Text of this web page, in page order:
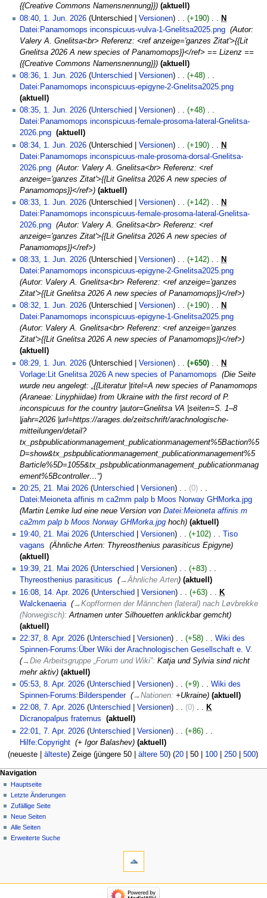
{{Creative Commons Namensnennung}}
aktuell
08:40, 1. Jun. 2026
Unterschied Versionen +190
N
Datei:Panamomops inconspicuus-vulva-1-Gnelitsa2025.png
Autor:
Valery A. Gnelitsa<br> Referenz: <ref anzeige='ganzes Zitat'>{{Lit
Gnelitsa 2026 A new species of Panamomops}}</ref> == Lizenz ==
{{Creative Commons Namensnennung}}
aktuell
08:36, 1. Jun. 2026
Unterschied Versionen +48
Datei:Panamomops inconspicuus-epigyne-2-Gnelitsa2025.png
K
e
i
n
e
B
e
a
r
b
e
i
t
u
n
g
s
z
u
s
a
m
m
e
n
a
s
s
u
g
aktuell
08:35, 1. Jun. 2026
Unterschied Versionen +48
Datei:Panamomops inconspicuus-female-prosoma-lateral-Gnelitsa-
2026.png
K
e
i
n
e
B
e
a
r
b
e
i
t
u
n
g
s
z
u
s
a
m
e
n
f
a
s
s
n
g
aktuell
08:34, 1. Jun. 2026
Unterschied Versionen +190
N
Datei:Panamomops inconspicuus-male-prosoma-dorsal-Gnelitsa-
2026.png
Autor: Valery A. Gnelitsa<br> Referenz: <ref
anzeige='ganzes Zitat'>{{Lit Gnelitsa 2026 A new species of
Panamomops}}</ref>
aktuell
08:33, 1. Jun. 2026
Unterschied Versionen +142
N
Datei:Panamomops inconspicuus-female-prosoma-lateral-Gnelitsa-
2026.png
Autor: Valery A. Gnelitsa<br> Referenz: <ref
anzeige='ganzes Zitat'>{{Lit Gnelitsa 2026 A new species of
Panamomops}}</ref>
08:33, 1. Jun. 2026
Unterschied Versionen +142
N
Datei:Panamomops inconspicuus-epigyne-2-Gnelitsa2025.png
Autor: Valery A. Gnelitsa<br> Referenz: <ref anzeige='ganzes
Zitat'>{{Lit Gnelitsa 2026 A new species of Panamomops}}</ref>
08:32, 1. Jun. 2026
Unterschied Versionen +190
N
Datei:Panamomops inconspicuus-epigyne-1-Gnelitsa2025.png
Autor: Valery A. Gnelitsa<br> Referenz: <ref anzeige='ganzes
Zitat'>{{Lit Gnelitsa 2026 A new species of Panamomops}}</ref>
aktuell
08:29, 1. Jun. 2026
Unterschied Versionen +650
N
Vorlage:Lit Gnelitsa 2026 A new species of Panamomops
Die Seite
wurde neu angelegt: „{{Literatur |titel=A new species of Panamomops
(Araneae: Linyphiidae) from Ukraine with the first record of P.
inconspicuus for the country |autor=Gnelitsa VA |seiten=S. 1–8
|jahr=2026 |url=https://arages.de/zeitschrift/arachnologische-
mitteilungen/detail?
tx_psbpublicationmanagement_publicationmanagement%5Baction%5
D=show&tx_psbpublicationmanagement_publicationmanagement%5
Barticle%5D=1055&tx_psbpublicationmanagement_publicationmanag
ement%5Bcontroller…“
21.
Mai
2026
20:25, 21. Mai 2026 Unterschied Versionen 0
Datei:Meioneta affinis m ca2mm palp b Moos Norway GHMorka.jpg
Martin Lemke lud eine neue Version von Datei:Meioneta affinis m
ca2mm palp b Moos Norway GHMorka.jpg hoch
aktuell
19:40, 21. Mai 2026
Unterschied Versionen +102
Tiso
vagans
Ähnliche Arten: Thyreosthenius parasiticus Epigyne
aktuell
19:39, 21. Mai 2026
Unterschied Versionen +83
Thyreosthenius parasiticus
→Ähnliche Arten aktuell
14.
April
2026
16:08, 14. Apr. 2026 Unterschied Versionen +63
K
Walckenaeria
→Kopfformen der Männchen (lateral) nach Løvbrekke
(Norwegisch): Artnamen unter Silhouetten anklickbar gemcht
aktuell
8.
April
2026
22:37, 8. Apr. 2026 Unterschied Versionen +58
Wiki des
Spinnen-Forums:Über Wiki der Arachnologischen Gesellschaft e. V.
→Die Arbeitsgruppe „Forum und Wiki”: Katja und Sylvia sind nicht
mehr aktiv
aktuell
05:53, 8. Apr. 2026
Unterschied Versionen +9
Wiki des
Spinnen-Forums:Bilderspender‎ →Nationen: +Ukraine aktuell
7.
April
2026
22:08, 7. Apr. 2026 Unterschied Versionen 0
K
Dicranopalpus fraternus
K
e
i
e
B
e
a
r
b
e
aktuell
22:01, 7. Apr. 2026
Unterschied Versionen +86
Hilfe:Copyright
+ Igor Balashev
aktuell
(neueste| älteste) Zeige (jüngere 50| ältere 50) (20| 50| 100| 250| 500)
Navigation
Hauptseite
Letzte Änderungen
Zufällige Seite
Neue Seiten
Alle Seiten
Erweiterte Suche